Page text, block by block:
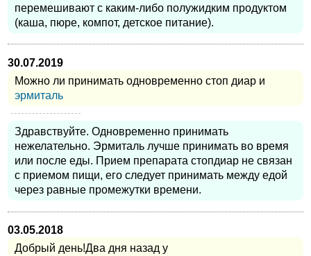
перемешивают с каким-либо полужидким продуктом
(каша, пюре, компот, детское питание).
30.07.2019
Можно ли принимать одновременно стоп диар и
эрмиталь
Здравствуйте. Одновременно принимать
нежелательно. Эрмиталь лучше принимать во время
или после еды. Прием препарата стопдиар не связан
с приемом пищи, его следует принимать между едой
через равные промежутки времени.
03.05.2018
Добрый день!Два дня назад у